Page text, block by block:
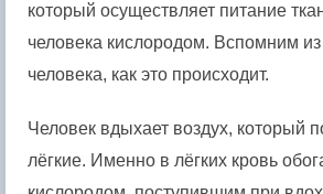
который осуществляет питание
человека кислородом. Вспомним
человека, как это происходит.
Человек вдыхает воздух, который
лёгкие. Именно в лёгких кровь